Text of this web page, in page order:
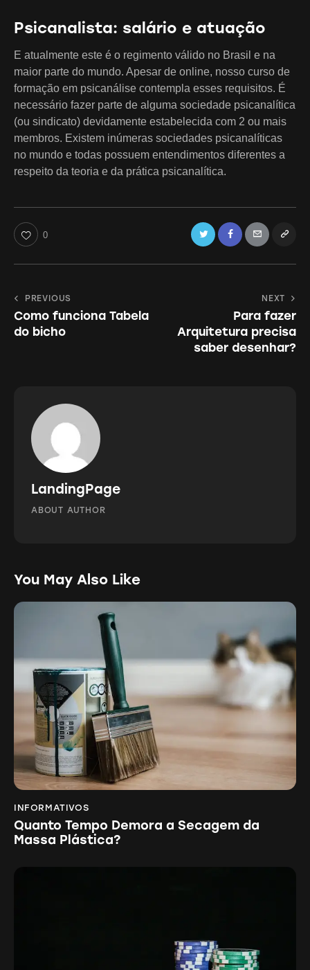
Psicanalista: salário e atuação
E atualmente este é o regimento válido no Brasil e na
maior parte do mundo. Apesar de online, nosso curso de
formação em psicanálise contempla esses requisitos. É
necessário fazer parte de alguma sociedade psicanalítica
(ou sindicato) devidamente estabelecida com 2 ou mais
membros. Existem inúmeras sociedades psicanalíticas
no mundo e todas possuem entendimentos diferentes a
respeito da teoria e da prática psicanalítica.
0 Twitter FacebookEmail Copy
Navegação
de
Post
PREVIOUS
Como funciona Tabela
do bicho
NEXT
Para fazer
Arquitetura precisa
saber desenhar?
LandingPage
ABOUT AUTHOR
You May Also Like
INFORMATIVOS
Quanto Tempo Demora a Secagem da
Massa Plástica?